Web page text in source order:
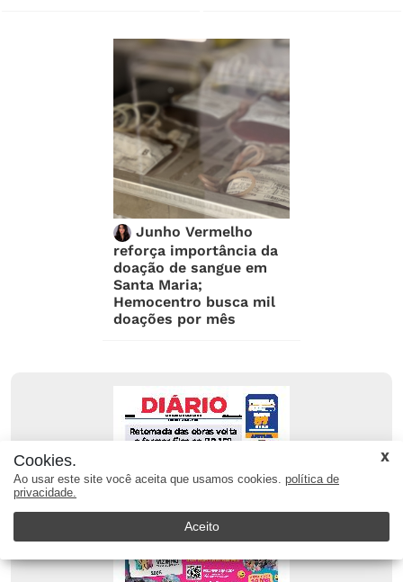
Junho Vermelho
reforça importância da
doação de sangue em
Santa Maria;
Hemocentro busca mil
doações por mês
Cookies.
Ao usar este site você aceita que usamos cookies. política de
privacidade.
Aceito